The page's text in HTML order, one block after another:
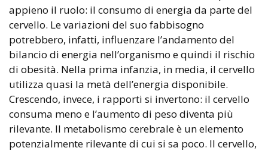
appieno il ruolo: il consumo di energia da parte del
cervello. Le variazioni del suo fabbisogno
potrebbero, infatti, influenzare l’andamento del
bilancio di energia nell’organismo e quindi il rischio
di obesità. Nella prima infanzia, in media, il cervello
utilizza quasi la metà dell’energia disponibile.
Crescendo, invece, i rapporti si invertono: il cervello
consuma meno e l’aumento di peso diventa più
rilevante. Il metabolismo cerebrale è un elemento
potenzialmente rilevante di cui si sa poco. Il cervello,